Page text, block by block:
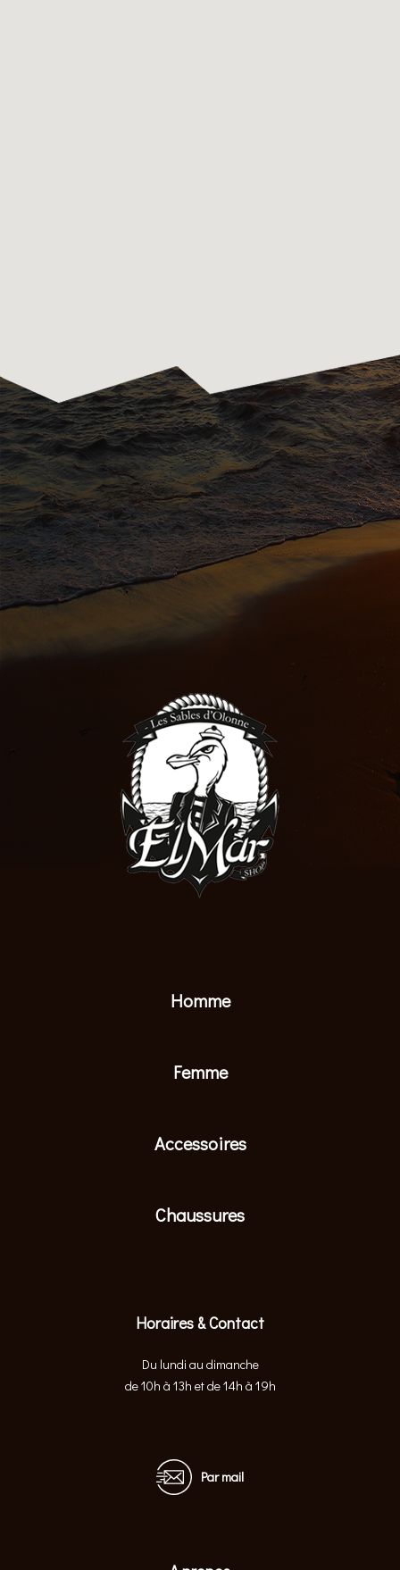
Homme
Femme
Accessoires
Chaussures
Horaires & Contact
Du lundi au dimanche
de 10h à 13h et de 14h à 19h
Par mail